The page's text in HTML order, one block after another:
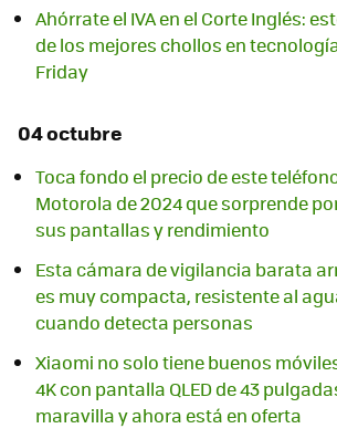
Ahórrate el IVA en el Corte Inglés:
de los mejores chollos en
Friday
04 octubre
Toca fondo el precio de este
Motorola de 2024 que sorprende
sus pantallas y rendimiento
Esta cámara de vigilancia barata
es muy compacta, resistente al
cuando detecta personas
Xiaomi no solo tiene buenos
4K con pantalla QLED de 43
maravilla y ahora está en oferta